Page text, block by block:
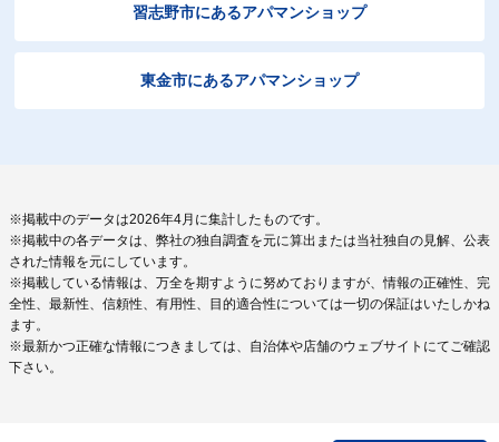
習志野市にあるアパマンショップ
東金市にあるアパマンショップ
※掲載中のデータは2026年4月に集計したものです。
※掲載中の各データは、弊社の独自調査を元に算出または当社独自の見解、公表
された情報を元にしています。
※掲載している情報は、万全を期すように努めておりますが、情報の正確性、完
全性、最新性、信頼性、有用性、目的適合性については一切の保証はいたしかね
ます。
※最新かつ正確な情報につきましては、自治体や店舗のウェブサイトにてご確認
下さい。